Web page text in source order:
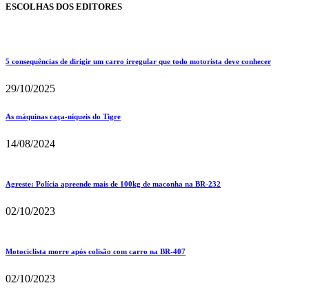
ESCOLHAS DOS EDITORES
5 consequências de dirigir um carro irregular que todo motorista deve conhecer
29/10/2025
As máquinas caça-níqueis do Tigre
14/08/2024
Agreste: Polícia apreende mais de 100kg de maconha na BR-232
02/10/2023
Motociclista morre após colisão com carro na BR-407
02/10/2023